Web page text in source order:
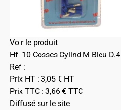
Voir le produit
Hf- 10 Cosses Cylind M Bleu D.4
Ref :
Prix HT : 3,05 € HT
Prix TTC : 3,66 € TTC
Diffusé sur le site